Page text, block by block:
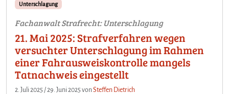
Unterschlagung
Fachanwalt Strafrecht: Unterschlagung
21. Mai 2025: Strafverfahren wegen
versuchter Unterschlagung im Rahmen
einer Fahrausweiskontrolle mangels
Tatnachweis eingestellt
2. Juli 2025 /29. Juni 2025vonSteffen Dietrich